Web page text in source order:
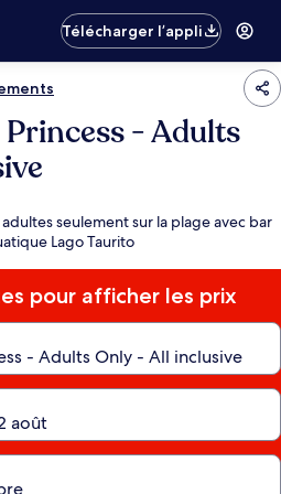
Télécharger l’appli
- Adults
seulement sur la plage avec bar
Lago Taurito
pour afficher les prix